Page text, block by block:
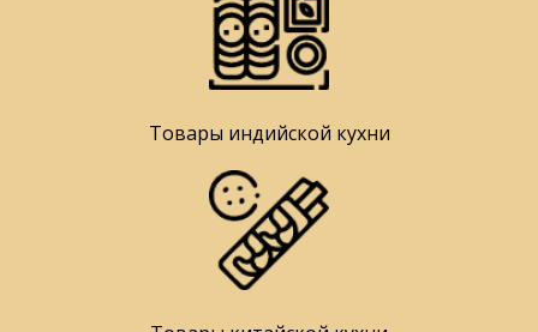
Товары индийской кухни